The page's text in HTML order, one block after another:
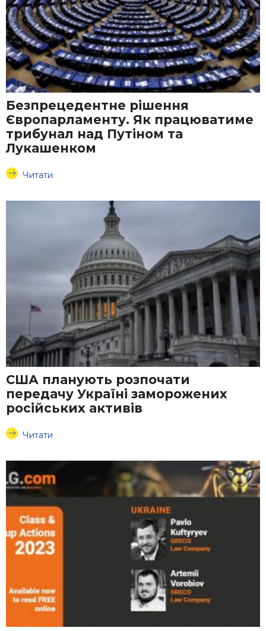
Безпрецедентне рішення
Європарламенту. Як працюватиме
трибунал над Путіном та
Лукашенком
Читати
США планують розпочати
передачу Україні заморожених
російських активів
Читати